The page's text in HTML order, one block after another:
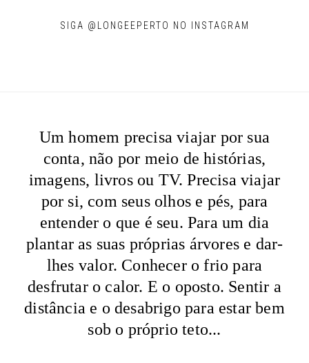
SIGA @LONGEEPERTO NO INSTAGRAM
Um homem precisa viajar por sua
conta, não por meio de histórias,
imagens, livros ou TV. Precisa viajar
por si, com seus olhos e pés, para
entender o que é seu. Para um dia
plantar as suas próprias árvores e dar-
lhes valor. Conhecer o frio para
desfrutar o calor. E o oposto. Sentir a
distância e o desabrigo para estar bem
sob o próprio teto...